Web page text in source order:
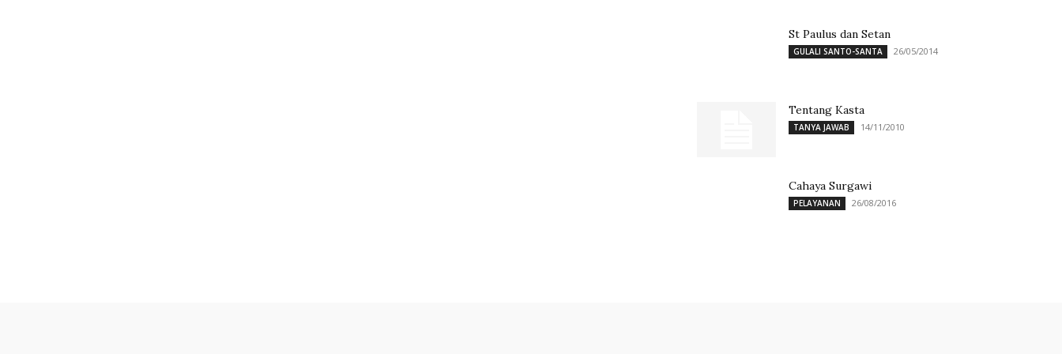
St Paulus dan Setan
GULALI SANTO-SANTA 26/05/2014
Tentang Kasta
TANYA JAWAB 14/11/2010
Cahaya Surgawi
PELAYANAN 26/08/2016